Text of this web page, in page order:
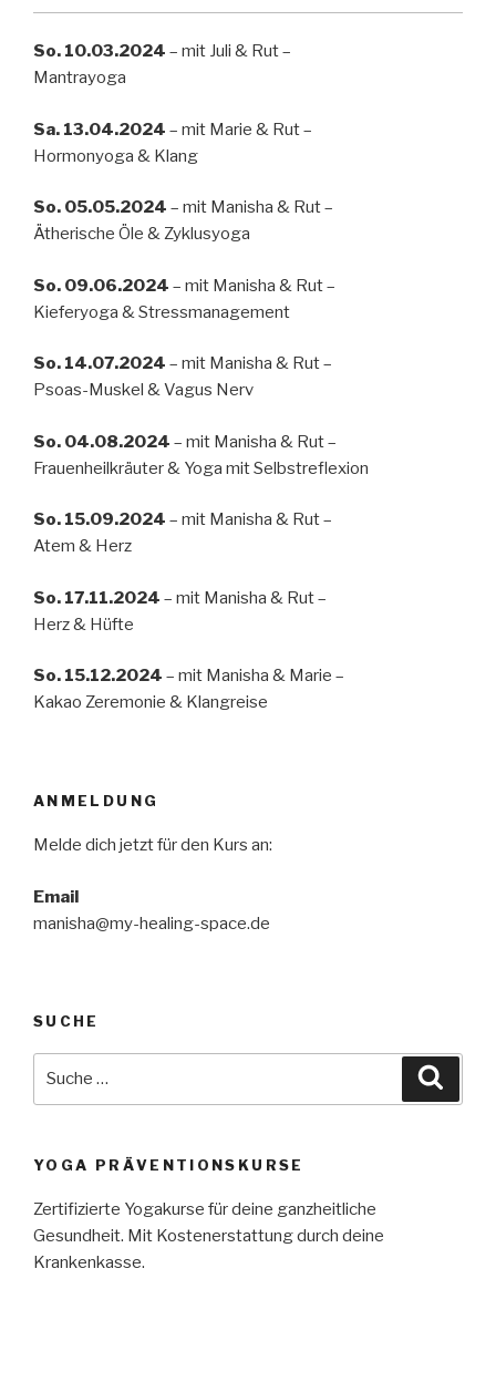
So. 10.03.2024 – mit Juli & Rut –
Mantrayoga
Sa. 13.04.2024 – mit Marie & Rut –
Hormonyoga & Klang
So. 05.05.2024 – mit Manisha & Rut –
Ätherische Öle & Zyklusyoga
So. 09.06.2024 – mit Manisha & Rut –
Kieferyoga & Stressmanagement
So. 14.07.2024 – mit Manisha & Rut –
Psoas-Muskel & Vagus Nerv
So. 04.08.2024 – mit Manisha & Rut –
Frauenheilkräuter & Yoga mit Selbstreflexion
So. 15.09.2024 – mit Manisha & Rut –
Atem & Herz
So. 17.11.2024 – mit Manisha & Rut –
Herz & Hüfte
So. 15.12.2024 – mit Manisha & Marie –
Kakao Zeremonie & Klangreise
ANMELDUNG
Melde dich jetzt für den Kurs an:
Email
manisha@my-healing-space.de
SUCHE
YOGA PRÄVENTIONSKURSE
Zertifizierte Yogakurse für deine ganzheitliche
Gesundheit. Mit Kostenerstattung durch deine
Krankenkasse.